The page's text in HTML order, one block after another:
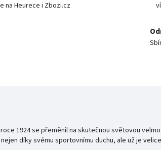
na Heurece i Zbozi.cz
1924 se přeměnil na skutečnou světovou
díky svému sportovnímu duchu, ale už je